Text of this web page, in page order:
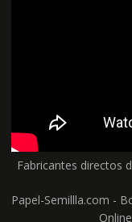
Fabricantes directos
Papel-Semillla.com -